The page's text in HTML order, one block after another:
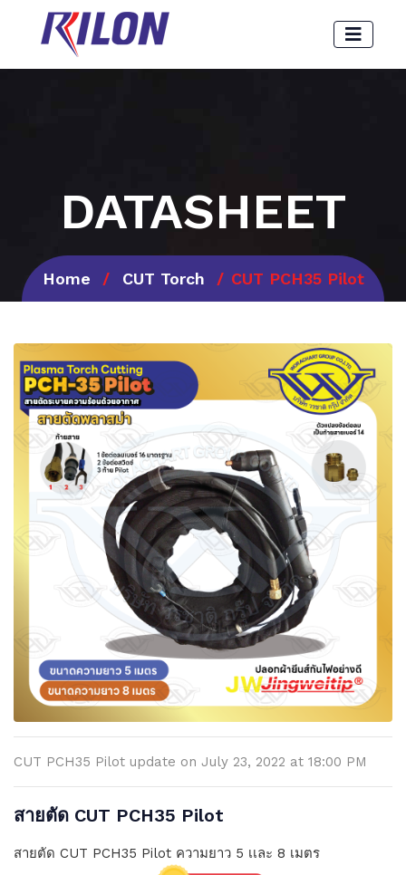
DATASHEET
Home CUT Torch CUT PCH35 Pilot
CUT PCH35 Pilot update on July 23, 2022 at 18:00 PM
สายตัด CUT PCH35 Pilot
สายตัด CUT PCH35 Pilot ความยาว 5 เเละ 8 เมตร